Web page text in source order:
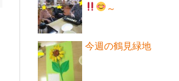
～
今週の鶴見緑地